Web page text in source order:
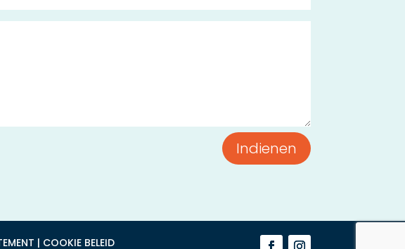
Indienen
| COOKIE BELEID